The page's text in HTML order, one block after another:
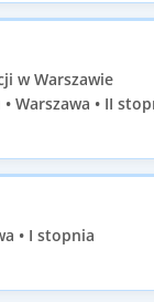
w Warszawie
Warszawa • II
• I stopnia